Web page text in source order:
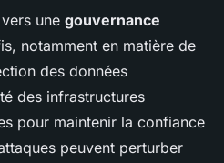
une gouvernance
notamment en matière de
des données
des infrastructures
pour maintenir la confiance
peuvent perturber